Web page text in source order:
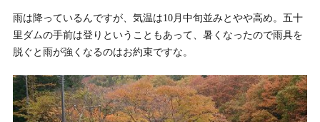
雨は降っているんですが、気温は10月中旬並みとやや高め。五十
里ダムの手前は登りということもあって、暑くなったので雨具を
脱ぐと雨が強くなるのはお約束ですな。